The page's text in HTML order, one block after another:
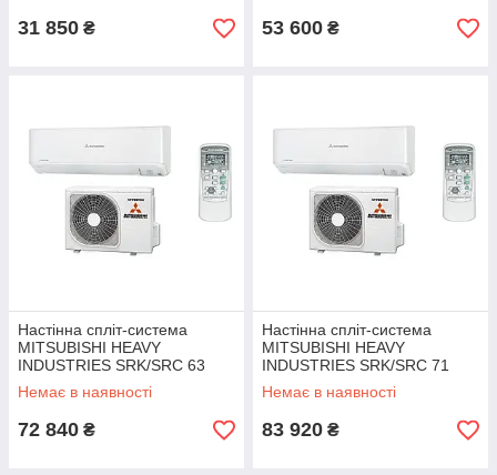
31 850 ₴ 53 600 ₴
Настінна спліт-система
MITSUBISHI HEAVY
INDUSTRIES SRK/SRC 63
ZSPR-S
Немає в наявності
72 840 ₴
Настінна спліт-система
MITSUBISHI HEAVY
INDUSTRIES SRK/SRC 71
ZSPR-S
Немає в наявності
83 920 ₴